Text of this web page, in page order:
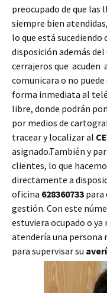
preocupado de que
siempre bien
lo que está sucediendo
disposición además
cerrajeros que acuden
comunicara o no
forma inmediata al
libre, donde podrán
por medios de
tracear y localizar al
asignado.También y
clientes, lo que
directamente a
oficina 628360733 para
gestión. Con este
estuviera ocupado o
atendería una persona
para supervisar su